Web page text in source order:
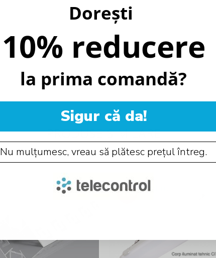
PRODUSE SIMILARE
-21%
Dorești
10% reducere
la prima comandă?
Sigur că da!
Nu mulțumesc, vreau să plătesc prețul întreg.